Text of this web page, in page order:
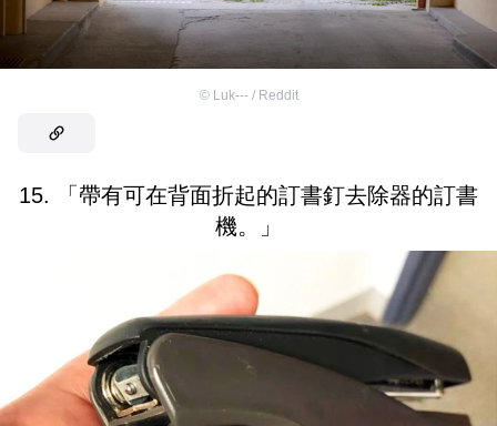
© Luk--- / Reddit
15. 「帶有可在背面折起的訂書釘去除器的訂書
機。」